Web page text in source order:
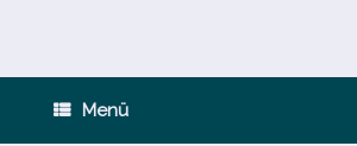
Menü